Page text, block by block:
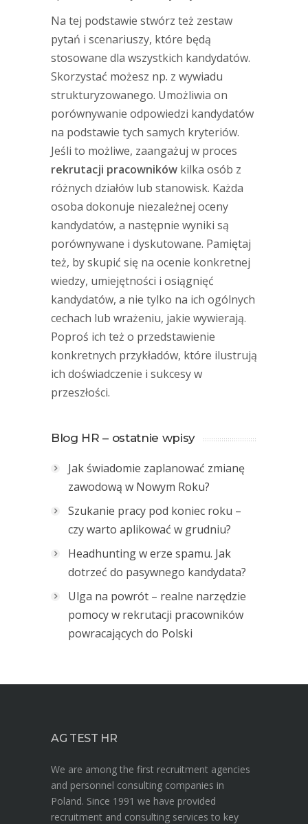
Na tej podstawie stwórz też zestaw
pytań i scenariuszy, które będą
stosowane dla wszystkich kandydatów.
Skorzystać możesz np. z wywiadu
strukturyzowanego. Umożliwia on
porównywanie odpowiedzi kandydatów
na podstawie tych samych kryteriów.
Jeśli to możliwe, zaangażuj w proces
rekrutacji pracowników kilka osób z
różnych działów lub stanowisk. Każda
osoba dokonuje niezależnej oceny
kandydatów, a następnie wyniki są
porównywane i dyskutowane. Pamiętaj
też, by skupić się na ocenie konkretnej
wiedzy, umiejętności i osiągnięć
kandydatów, a nie tylko na ich ogólnych
cechach lub wrażeniu, jakie wywierają.
Poproś ich też o przedstawienie
konkretnych przykładów, które ilustrują
ich doświadczenie i sukcesy w
przeszłości.
Blog HR – ostatnie wpisy
Jak świadomie zaplanować zmianę
zawodową w Nowym Roku?
Szukanie pracy pod koniec roku –
czy warto aplikować w grudniu?
Headhunting w erze spamu. Jak
dotrzeć do pasywnego kandydata?
Ulga na powrót – realne narzędzie
pomocy w rekrutacji pracowników
powracających do Polski
AG TEST HR
We are among the first recruitment agencies
and personnel consulting companies in
Poland. Since 1991 we have provided
recruitment and consulting services to key